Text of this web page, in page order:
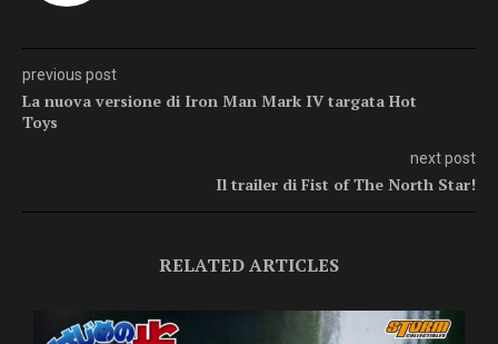
previous post
La nuova versione di Iron Man Mark IV targata Hot
Toys
next post
Il trailer di Fist of The North Star!
RELATED ARTICLES